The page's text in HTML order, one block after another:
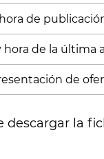
de
hora de la última
de
descargar la